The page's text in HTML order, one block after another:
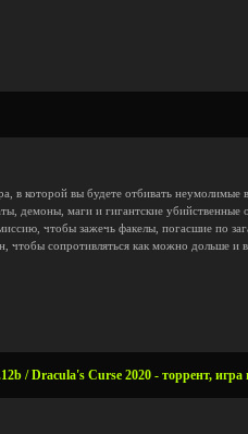
в которой вы будете отбивать
демоны, маги и гигантские убийственные
чтобы зажечь факелы, погасшие по
чтобы сопротивляться как можно дольше и
/ Dracula's Curse 2020 - торрент, игра